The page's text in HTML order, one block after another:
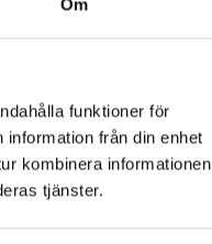
Om
funktioner för
från din enhet
kombinera informationen
tjänster.